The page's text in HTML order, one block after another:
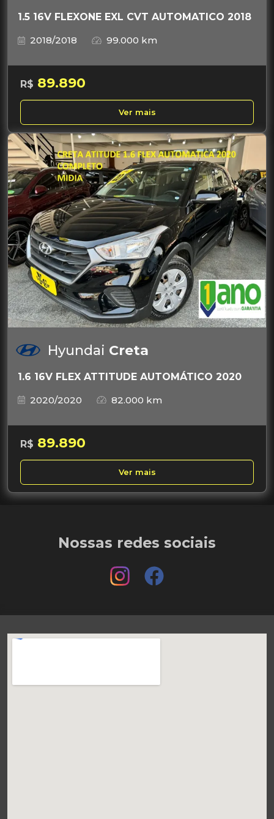
1.5 16V FLEXONE EXL CVT AUTOMATICO 2018
2018/2018
99.000 km
R$ 89.890
Ver mais
Hyundai Creta
1.6 16V FLEX ATTITUDE AUTOMÁTICO 2020
2020/2020
82.000 km
R$ 89.890
Ver mais
Nossas redes sociais